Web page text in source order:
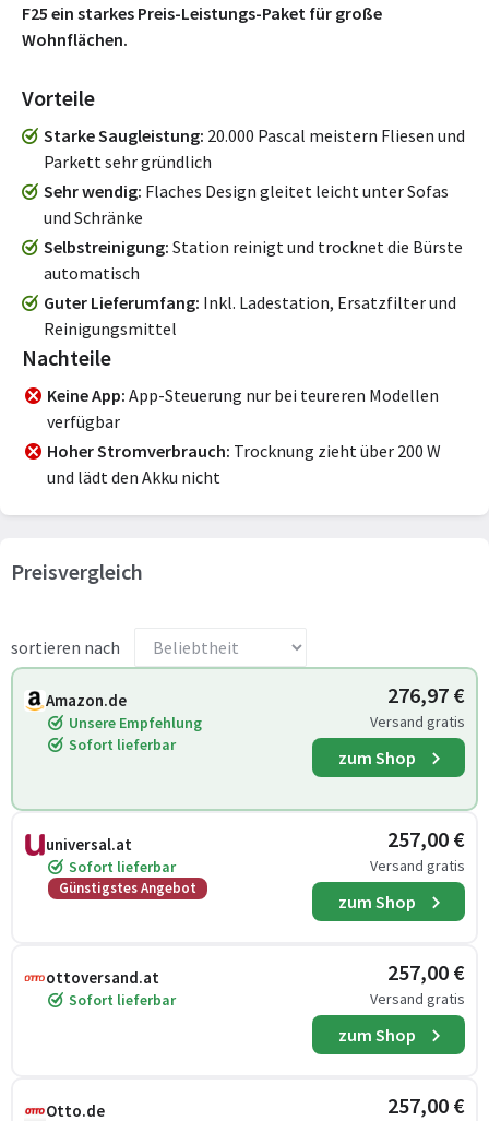
F25 ein starkes Preis-Leistungs-Paket für große
Wohnflächen.
Vorteile
Starke Saugleistung 20.000 Pascal meistern Fliesen und
Parkett sehr gründlich
Sehr wendig Flaches Design gleitet leicht unter Sofas
und Schränke
Selbstreinigung Station reinigt und trocknet die Bürste
automatisch
Guter Lieferumfang Inkl. Ladestation, Ersatzfilter und
Reinigungsmittel
Nachteile
Keine App App-Steuerung nur bei teureren Modellen
verfügbar
Hoher Stromverbrauch Trocknung zieht über 200 W
und lädt den Akku nicht
Preisvergleich
sortieren nach
Amazon.de
Unsere Empfehlung
Sofort lieferbar
276,97 €
Versand gratis
zum Shop
universal.at
Sofort lieferbar
Günstigstes Angebot
257,00 €
Versand gratis
zum Shop
ottoversand.at
Sofort lieferbar
257,00 €
Versand gratis
zum Shop
Otto.de 257,00 €